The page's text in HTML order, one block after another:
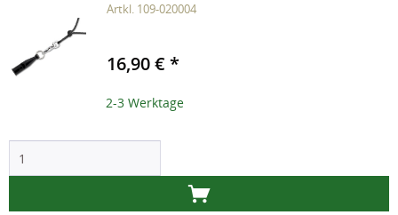
Artkl. 109-020004
2-3 Werktage
16,90 € *